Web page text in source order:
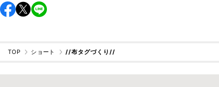
TOP ショート //布タグづくり//